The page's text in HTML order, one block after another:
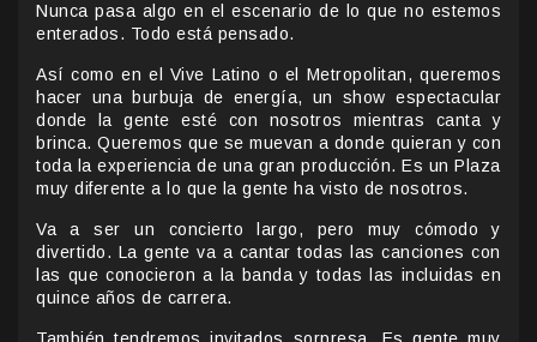
Nunca pasa algo en el escenario de lo que no estemos
enterados. Todo está pensado.
Así como en el Vive Latino o el Metropolitan, queremos
hacer una burbuja de energía, un show espectacular
donde la gente esté con nosotros mientras canta y
brinca. Queremos que se muevan a donde quieran y con
toda la experiencia de una gran producción. Es un Plaza
muy diferente a lo que la gente ha visto de nosotros.
Va a ser un concierto largo, pero muy cómodo y
divertido. La gente va a cantar todas las canciones con
las que conocieron a la banda y todas las incluidas en
quince años de carrera.